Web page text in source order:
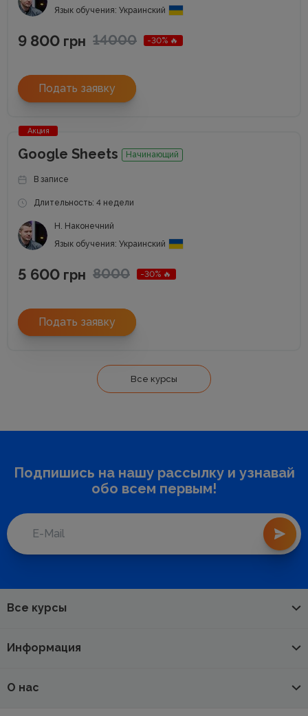
Язык обучения: Украинский
9 800 грн 14000 -30% 🔥
Подать заявку
Акция
Google Sheets Начинающий
В записе
Длительность: 4 недели
Н. Наконечний
Язык обучения: Украинский
5 600 грн 8000 -30% 🔥
Подать заявку
Все курсы
Подпишись на нашу рассылку и узнавай
обо всем первым!
Все курсы
Информация
О нас